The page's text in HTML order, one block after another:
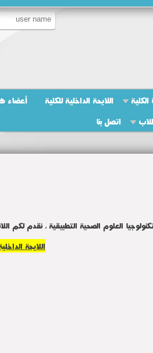
الكلية اللايحة الداخلية للكلية أعضاء
اتصل بنا
العلوم الصحية التطبيقية ، نقدم لكم
اللايحة